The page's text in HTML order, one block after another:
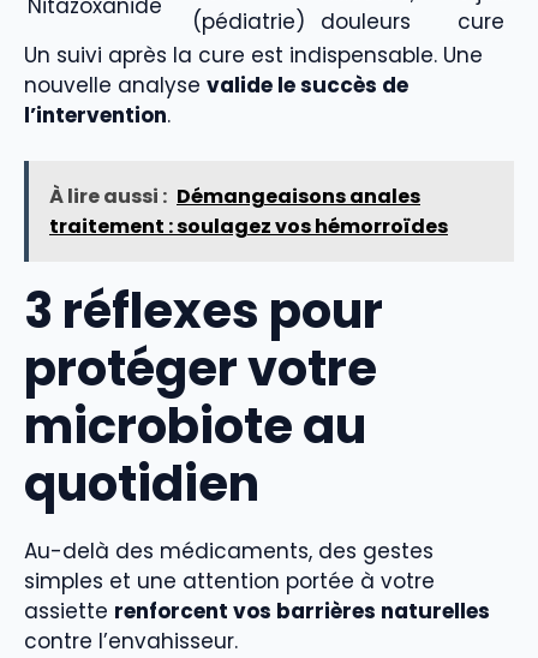
(pédiatrie)
douleurs
cure
Un suivi après la cure est indispensable. Une
nouvelle analyse valide le succès de
l’intervention.
À lire aussi : Démangeaisons anales
traitement : soulagez vos hémorroïdes
3 réflexes pour
protéger votre
microbiote au
quotidien
Au-delà des médicaments, des gestes
simples et une attention portée à votre
assiette renforcent vos barrières naturelles
contre l’envahisseur.